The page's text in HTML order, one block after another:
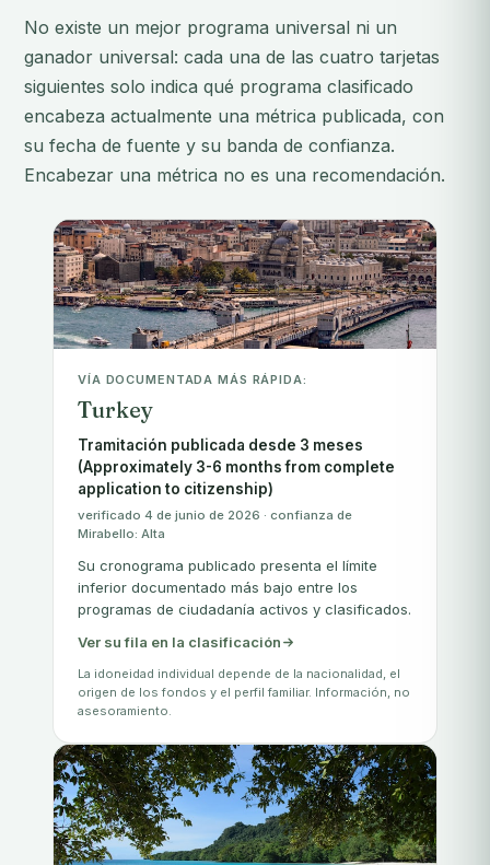
No existe un mejor programa universal ni un
ganador universal: cada una de las cuatro tarjetas
siguientes solo indica qué programa clasificado
encabeza actualmente una métrica publicada, con
su fecha de fuente y su banda de confianza.
Encabezar una métrica no es una recomendación.
VÍA DOCUMENTADA MÁS RÁPIDA:
Turkey
Tramitación publicada desde 3 meses
(Approximately 3-6 months from complete
application to citizenship)
verificado 4 de junio de 2026 · confianza de
Mirabello: Alta
Su cronograma publicado presenta el límite
inferior documentado más bajo entre los
programas de ciudadanía activos y clasificados.
Ver su fila en la clasificación
La idoneidad individual depende de la nacionalidad, el
origen de los fondos y el perfil familiar. Información, no
asesoramiento.